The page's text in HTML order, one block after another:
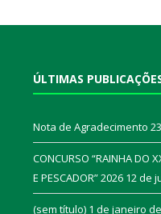
ÚLTIMAS
Nota de Agradecimento
CONCURSO “RAINHA DO
E PESCADOR” 2026 12 de
(sem título) 1 de janeiro